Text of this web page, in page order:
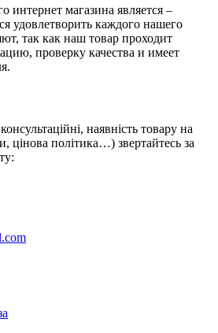
интернет магазина является –
удовлетворить каждого нашего
так как наш товар проходит
проверку качества и имеет
наявність товару на
цінова політика…) звертайтесь за